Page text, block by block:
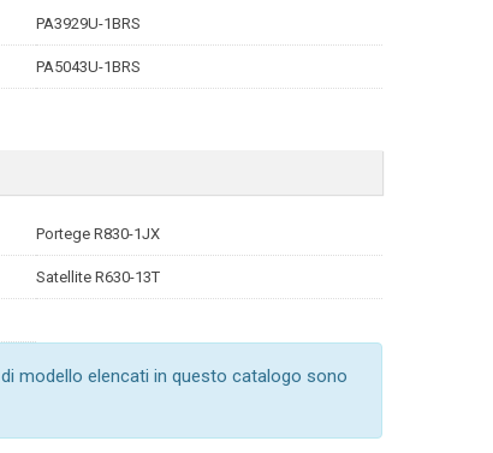
PA3929U-1BRS
PA5043U-1BRS
Portege R830-1JX
Satellite R630-13T
modello elencati in questo catalogo sono